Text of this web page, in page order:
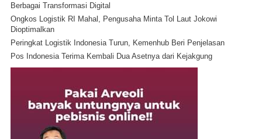
Berbagai Transformasi Digital
Ongkos Logistik RI Mahal, Pengusaha Minta Tol Laut Jokowi
Dioptimalkan
Peringkat Logistik Indonesia Turun, Kemenhub Beri Penjelasan
Pos Indonesia Terima Kembali Dua Asetnya dari Kejakgung